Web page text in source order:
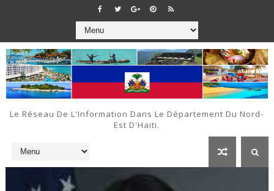
Le Réseau De L'Information Dans Le Département Du Nord-
Est D'Haiti.